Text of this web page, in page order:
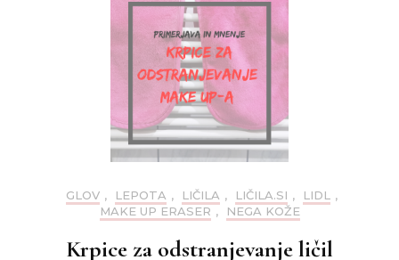
GLOV , LEPOTA , LIČILA , LIČILA.SI , LIDL
,
MAKE UP ERASER , NEGA KOŽE
Krpice za odstranjevanje ličil